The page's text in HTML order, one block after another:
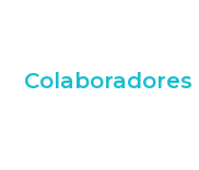
Colaboradores